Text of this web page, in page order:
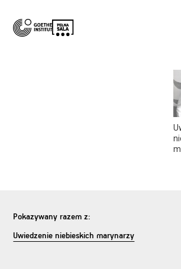
Pokazywany razem z:
Uwiedzenie niebieskich marynarzy